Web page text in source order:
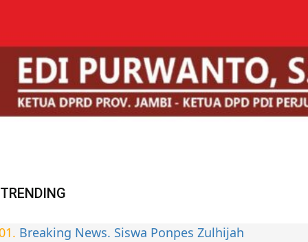
TRENDING
Breaking News. Siswa Ponpes Zulhijah